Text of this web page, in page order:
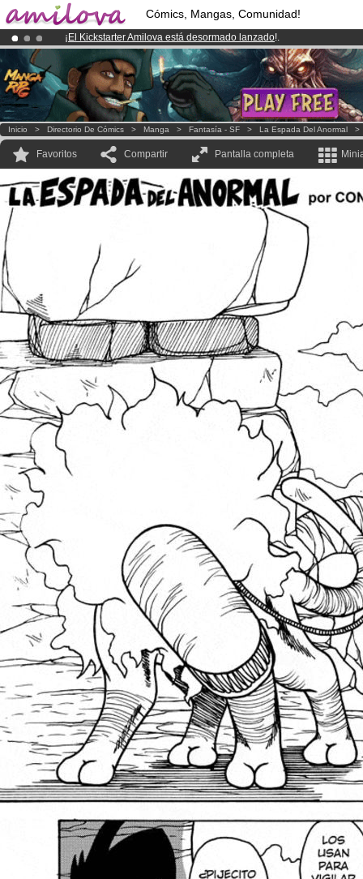
Cómics, Mangas, Comunidad!
¡ El Kickstarter Amilova está desormado lanzado!.
¡Conviertete en Premium por3.95 eurosal mes!Hazte Premium ya
¡Ya tenemos 100000miembrosy 1000 Cómics y Mangas!.
Inicio > Directorio De Cómics > Manga > Fantasía - SF > La Espada Del Anormal
Favoritos Compartir Pantalla completa